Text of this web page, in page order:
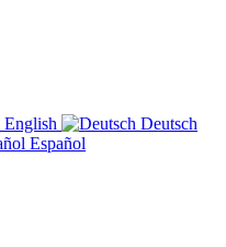
English
Deutsch
Español